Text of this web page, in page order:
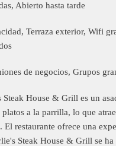
Abierto hasta tarde
Terraza exterior, Wifi
de negocios, Grupos
Steak House & Grill es un
a la parrilla, lo que
restaurante ofrece una
Steak House & Grill se